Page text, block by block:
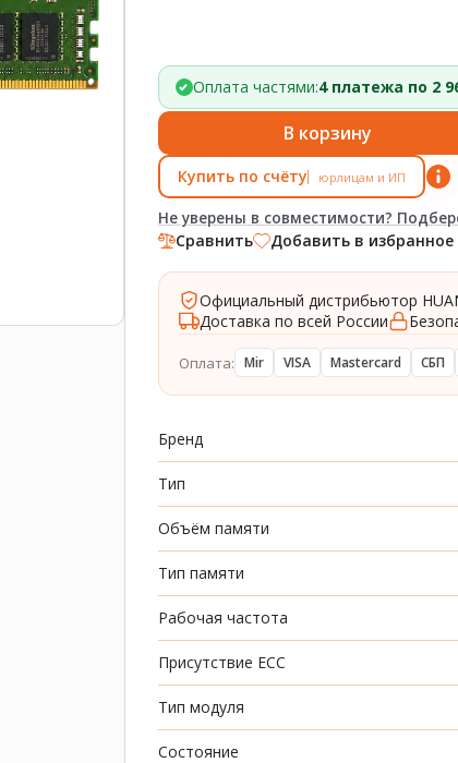
Оплата частями:4 платежа по 2
В корзину
Купить по счёту юрлицам и ИП
Не уверены в совместимости?
Сравнить Добавить в избранное
Официальный дистрибьютор
Доставка по всей России
Оплата: Mir VISA Mastercard СБП
Бренд
Тип
Объём памяти
Тип памяти
Рабочая частота
Присутствие ECC
Тип модуля
Состояние